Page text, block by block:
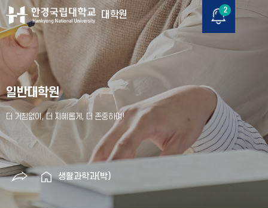
대학원 2
일반대학원
생활과학과(박)